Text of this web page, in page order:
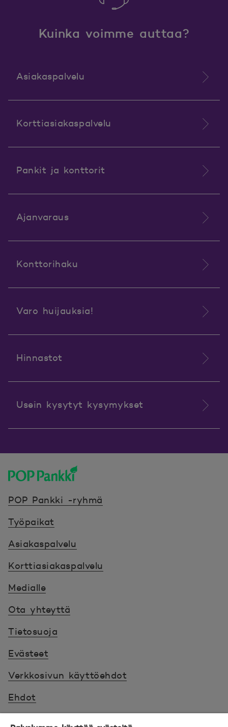
Kuinka voimme auttaa?
Asiakaspalvelu
Korttiasiakaspalvelu
Pankit ja konttorit
Ajanvaraus
Konttorihaku
Varo huijauksia!
Hinnastot
Usein kysytyt kysymykset
POP Pankki -ryhmä
Työpaikat
Asiakaspalvelu
Korttiasiakaspalvelu
Medialle
Ota yhteyttä
Tietosuoja
Evästeet
Verkkosivun käyttöehdot
Ehdot